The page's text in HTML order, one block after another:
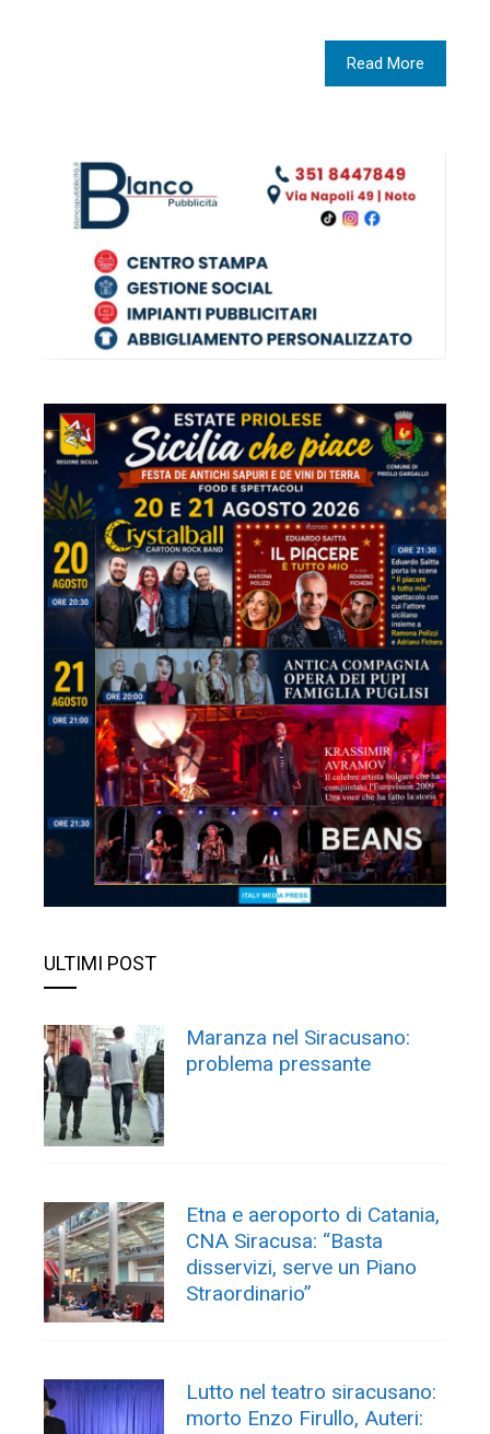
Read More
ULTIMI POST
Maranza nel Siracusano:
problema pressante
Etna e aeroporto di Catania,
CNA Siracusa: “Basta
disservizi, serve un Piano
Straordinario”
Lutto nel teatro siracusano:
morto Enzo Firullo, Auteri: